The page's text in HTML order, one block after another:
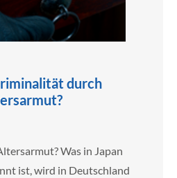
durch
Was in Japan
ist, wird in Deutschland